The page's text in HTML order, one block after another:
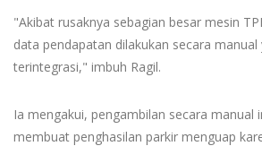
"Akibat rusaknya sebagian besar mesin
data pendapatan dilakukan secara manual
terintegrasi," imbuh Ragil.
Ia mengakui, pengambilan secara manual
membuat penghasilan parkir menguap